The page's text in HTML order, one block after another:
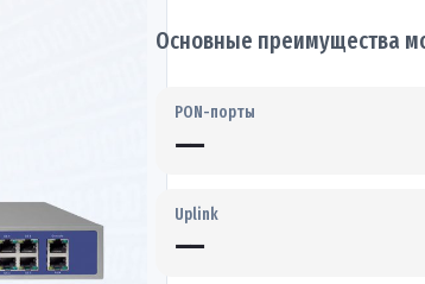
Основные преимущества
PON-порты
—
Uplink
—